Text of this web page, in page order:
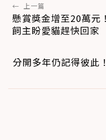
← 上一篇
懸賞獎金增至20萬元
飼主盼愛貓趕快回家
分開多年仍記得彼此